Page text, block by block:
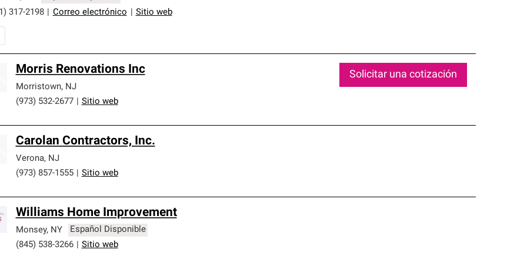
317-2198
Correo electrónico Sitio web
Morris Renovations Inc
Morristown, NJ
(973) 532-2677
Sitio web
Solicitar una cotización
Carolan Contractors, Inc.
Verona, NJ
(973) 857-1555
Sitio web
Williams Home Improvement
Monsey, NY
Español Disponible
(845) 538-3266
Sitio web